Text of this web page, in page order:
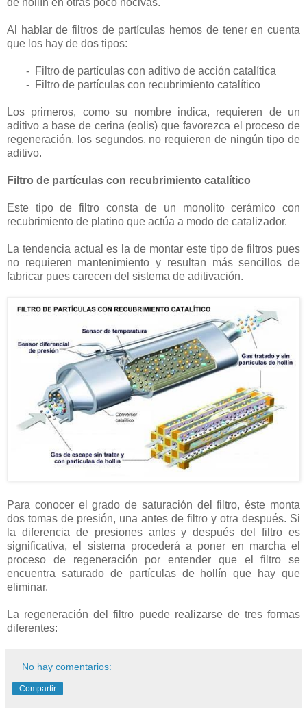
de hollín en otras poco nocivas.
Al hablar de filtros de partículas hemos de tener en cuenta
que los hay de dos tipos:
Filtro de partículas con aditivo de acción catalítica
Filtro de partículas con recubrimiento catalítico
Los primeros, como su nombre indica, requieren de un
aditivo a base de cerina (eolis) que favorezca el proceso de
regeneración, los segundos, no requieren de ningún tipo de
aditivo.
Filtro de partículas con recubrimiento catalítico
Este tipo de filtro consta de un monolito cerámico con
recubrimiento de platino que actúa a modo de catalizador.
La tendencia actual es la de montar este tipo de filtros pues
no requieren mantenimiento y resultan más sencillos de
fabricar pues carecen del sistema de aditivación.
Para conocer el grado de saturación del filtro, éste monta
dos tomas de presión, una antes de filtro y otra después. Si
la diferencia de presiones antes y después del filtro es
significativa, el sistema procederá a poner en marcha el
proceso de regeneración por entender que el filtro se
encuentra saturado de partículas de hollín que hay que
eliminar.
La regeneración del filtro puede realizarse de tres formas
diferentes:
No hay comentarios:
Compartir